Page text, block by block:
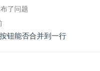
了问题
钮能否合并到一行